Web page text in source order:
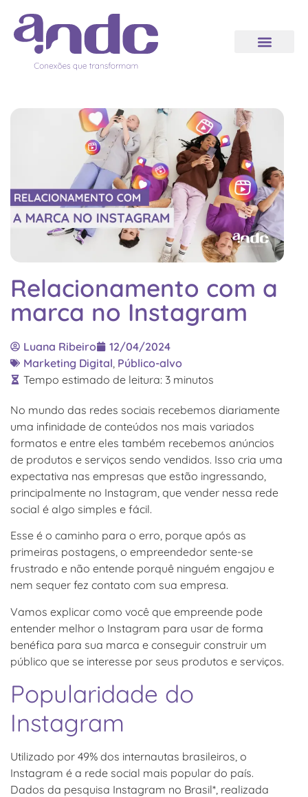
Relacionamento com a
marca no Instagram
Luana Ribeiro
12/04/2024
Marketing Digital Público-alvo
Tempo estimado de leitura: 3 minutos
No mundo das redes sociais recebemos diariamente
uma infinidade de conteúdos nos mais variados
formatos e entre eles também recebemos anúncios
de produtos e serviços sendo vendidos. Isso cria uma
expectativa nas empresas que estão ingressando,
principalmente no Instagram, que vender nessa rede
social é algo simples e fácil.
Esse é o caminho para o erro, porque após as
primeiras postagens, o empreendedor sente-se
frustrado e não entende porquê ninguém engajou e
nem sequer fez contato com sua empresa.
Vamos explicar como você que empreende pode
entender melhor o Instagram para usar de forma
benéfica para sua marca e conseguir construir um
público que se interesse por seus produtos e serviços.
Popularidade do
Instagram
Utilizado por 49% dos internautas brasileiros, o
Instagram é a rede social mais popular do país.
Dados da pesquisa Instagram no Brasil*, realizada